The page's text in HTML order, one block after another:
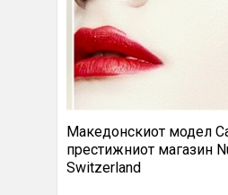
Македонскиот модел
престижниот магазин
Switzerland